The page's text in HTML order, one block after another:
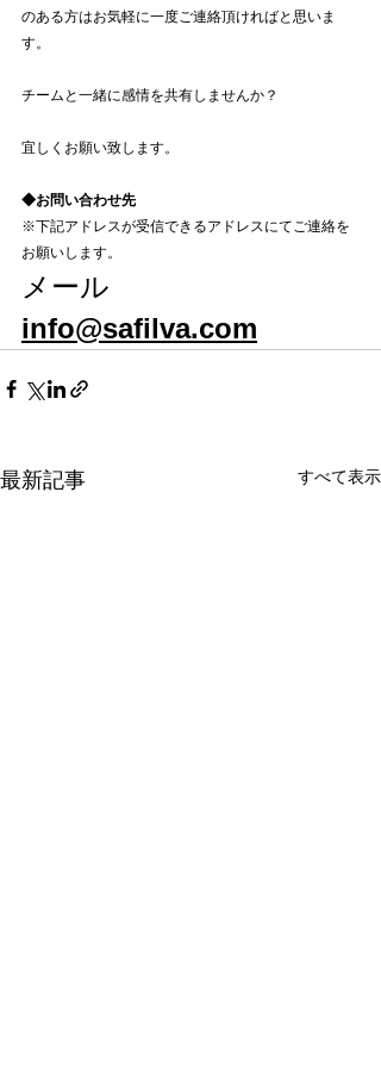
のある方はお気軽に一度ご連絡頂ければと思いま
す。
チームと一緒に感情を共有しませんか？
宜しくお願い致します。
◆お問い合わせ先
※下記アドレスが受信できるアドレスにてご連絡を
お願いします。
メール
info@safilva.com
最新記事 すべて表示